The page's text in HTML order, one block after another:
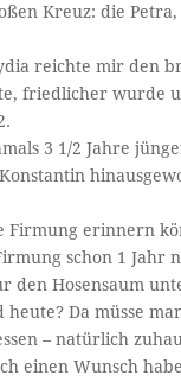
Kreuz: die
reichte mir den
friedlicher wurde
3 1/2 Jahre
Firmung erinnern
schon 1 Jahr
Hosensaum
Da müsse
– natürlich
Wunsch